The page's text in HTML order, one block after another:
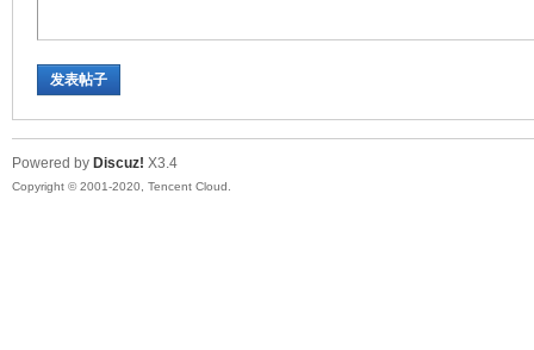
发表帖子
Powered by Discuz! X3.4
Copyright © 2001-2020, Tencent Cloud.